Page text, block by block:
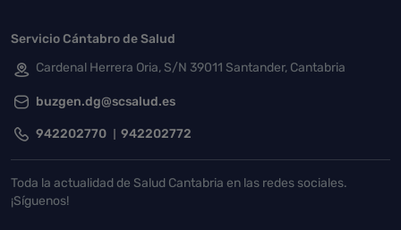
Servicio Cántabro de Salud
Cardenal Herrera Oria, S/N 39011 Santander, Cantabria
buzgen.dg@scsalud.es
942202770 942202772
Toda la actualidad de Salud Cantabria en las redes sociales.
¡Síguenos!